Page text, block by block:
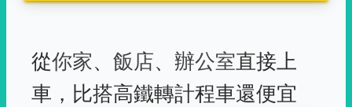
從你家、 飯店、 辦公室直接上
車， 比搭高鐵轉計程車還便宜